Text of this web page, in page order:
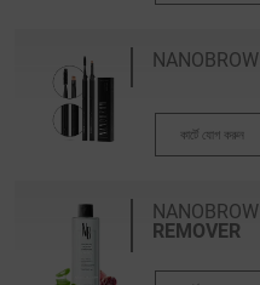
NANOBROW
কার্টে যোগ করুন
NANOBROW
REMOVER